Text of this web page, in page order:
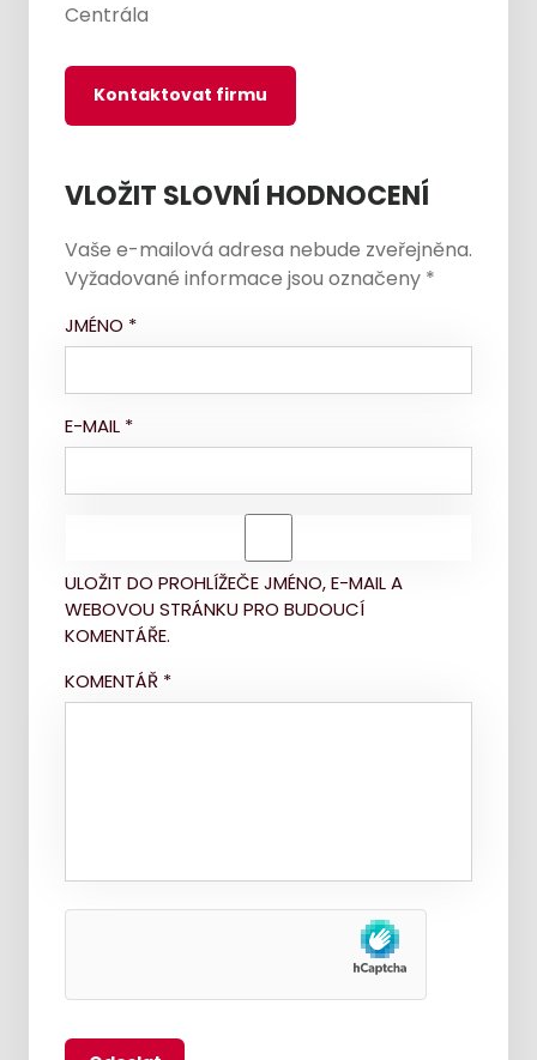
Centrála
Kontaktovat firmu
VLOŽIT SLOVNÍ HODNOCENÍ
Vaše e-mailová adresa nebude zveřejněna.
Vyžadované informace jsou označeny *
JMÉNO *
E-MAIL *
ULOŽIT DO PROHLÍŽEČE JMÉNO, E-MAIL A
WEBOVOU STRÁNKU PRO BUDOUCÍ
KOMENTÁŘE.
KOMENTÁŘ *